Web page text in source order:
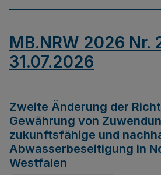
MB.NRW 2026 Nr.
31.07.2026
Zweite Änderung der
Gewährung von
zukunftsfähige und
Abwasserbeseitigung in
Westfalen